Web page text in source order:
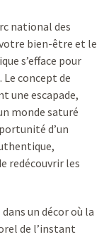
national des
bien-être et le
s’efface pour
Le concept de
une escapade,
monde saturé
d’un
redécouvrir les
un décor où la
de l’instant